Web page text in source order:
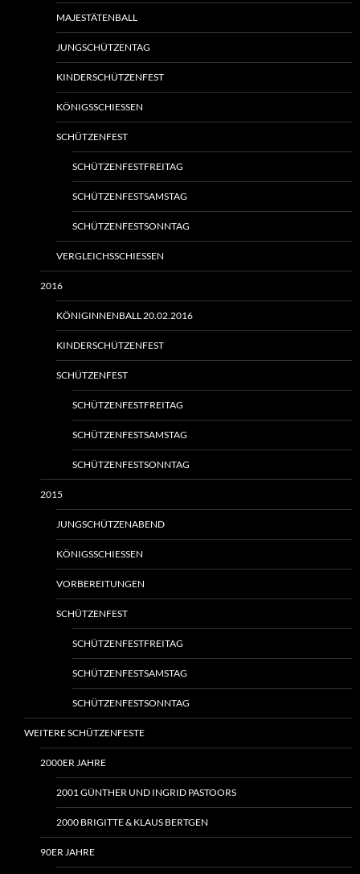
MAJESTÄTENBALL
JUNGSCHÜTZENTAG
KINDERSCHÜTZENFEST
KÖNIGSSCHIESSEN
SCHÜTZENFEST
SCHÜTZENFESTFREITAG
SCHÜTZENFESTSAMSTAG
SCHÜTZENFESTSONNTAG
VERGLEICHSSCHIESSEN
2016
KÖNIGINNENBALL 20.02.2016
KINDERSCHÜTZENFEST
SCHÜTZENFEST
SCHÜTZENFESTFREITAG
SCHÜTZENFESTSAMSTAG
SCHÜTZENFESTSONNTAG
2015
JUNGSCHÜTZENABEND
KÖNIGSSCHIESSEN
VORBEREITUNGEN
SCHÜTZENFEST
SCHÜTZENFESTFREITAG
SCHÜTZENFESTSAMSTAG
SCHÜTZENFESTSONNTAG
WEITERE SCHÜTZENFESTE
2000ER JAHRE
2001 GÜNTHER UND INGRID PASTOORS
2000 BRIGITTE & KLAUS BERTGEN
90ER JAHRE